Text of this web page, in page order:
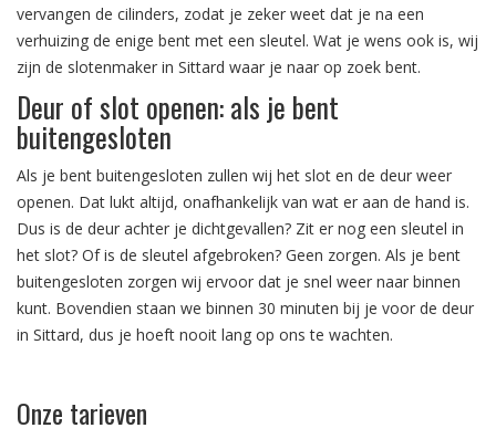
vervangen de cilinders, zodat je zeker weet dat je na een
verhuizing de enige bent met een sleutel. Wat je wens ook is, wij
zijn de slotenmaker in Sittard waar je naar op zoek bent.
Deur of slot openen: als je bent
buitengesloten
Als je bent buitengesloten zullen wij het slot en de deur weer
openen. Dat lukt altijd, onafhankelijk van wat er aan de hand is.
Dus is de deur achter je dichtgevallen? Zit er nog een sleutel in
het slot? Of is de sleutel afgebroken? Geen zorgen. Als je bent
buitengesloten zorgen wij ervoor dat je snel weer naar binnen
kunt. Bovendien staan we binnen 30 minuten bij je voor de deur
in Sittard, dus je hoeft nooit lang op ons te wachten.
Onze tarieven